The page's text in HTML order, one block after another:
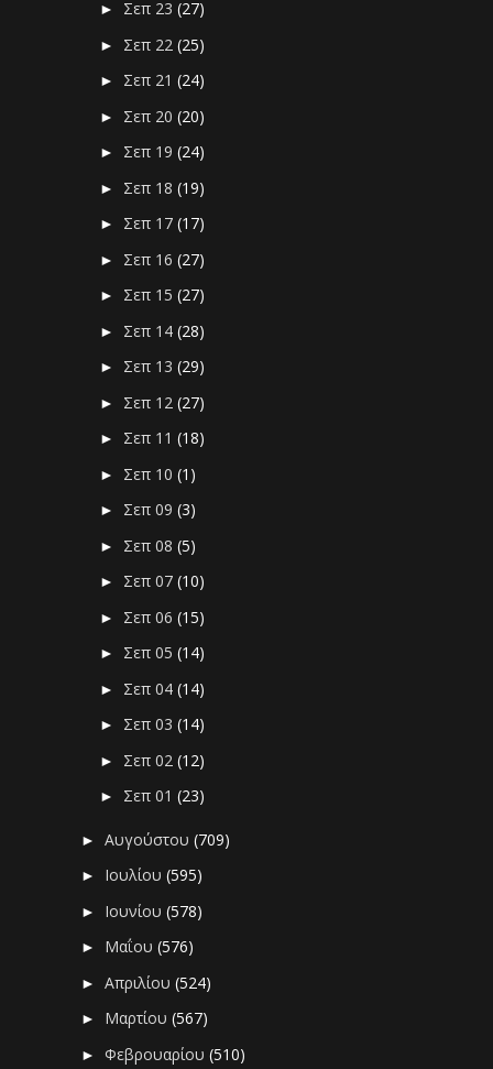
► Σεπ 23(27)
► Σεπ 22(25)
► Σεπ 21(24)
► Σεπ 20(20)
► Σεπ 19(24)
► Σεπ 18(19)
► Σεπ 17(17)
► Σεπ 16(27)
► Σεπ 15(27)
► Σεπ 14(28)
► Σεπ 13(29)
► Σεπ 12(27)
► Σεπ 11(18)
► Σεπ 10(1)
► Σεπ 09(3)
► Σεπ 08(5)
► Σεπ 07(10)
► Σεπ 06(15)
► Σεπ 05(14)
► Σεπ 04(14)
► Σεπ 03(14)
► Σεπ 02(12)
► Σεπ 01(23)
►Αυγούστου(709)
► Ιουλίου(595)
► Ιουνίου(578)
► Μαΐου(576)
►Απριλίου(524)
► Μαρτίου(567)
►Φεβρουαρίου(510)